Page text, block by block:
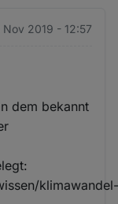
Nov 2019 - 12:57
dem bekannt